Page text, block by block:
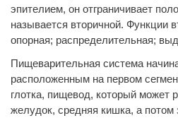
эпителием, он отграничивает
называется вторичной. Функции
опорная; распределительная;
Пищеварительная система
расположенным на первом
глотка, пищевод, который может
желудок, средняя кишка, а